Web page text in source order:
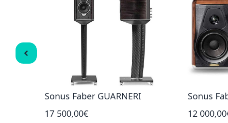
Sonus Faber GUARNERI
17 500,00€
Sonus
12